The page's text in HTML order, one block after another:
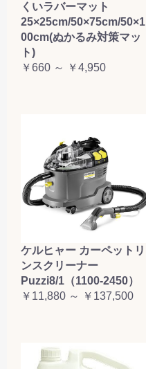
くいラバーマット
25×25cm/50×75cm/50×1
00cm(ぬかるみ対策マッ
ト)
￥660 ～ ￥4,950
ケルヒャー カーペットリ
ンスクリーナー
Puzzi8/1（1100-2450）
￥11,880 ～ ￥137,500